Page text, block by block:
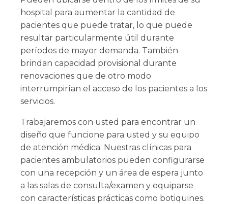
hospital para aumentar la cantidad de
pacientes que puede tratar, lo que puede
resultar particularmente útil durante
períodos de mayor demanda. También
brindan capacidad provisional durante
renovaciones que de otro modo
interrumpirían el acceso de los pacientes a los
servicios.
Trabajaremos con usted para encontrar un
diseño que funcione para usted y su equipo
de atención médica. Nuestras clínicas para
pacientes ambulatorios pueden configurarse
con una recepción y un área de espera junto
a las salas de consulta/examen y equiparse
con características prácticas como botiquines.